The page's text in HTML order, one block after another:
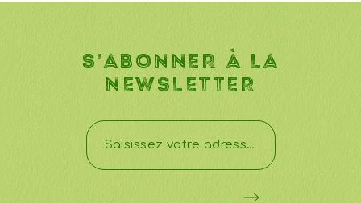
S'ABONNER À LA
NEWSLETTER